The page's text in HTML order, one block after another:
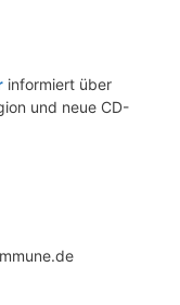
informiert über
und neue CD-